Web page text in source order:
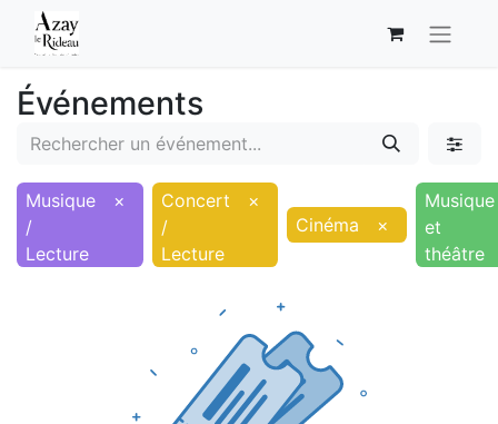
Événements
Musique
/
Lecture
×
Concert
/
Lecture
×
Cinéma
×
Musique
et
théâtre